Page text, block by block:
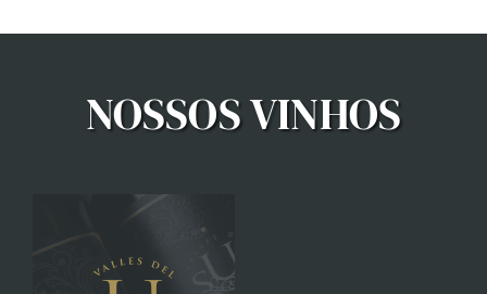
NOSSOS VINHOS